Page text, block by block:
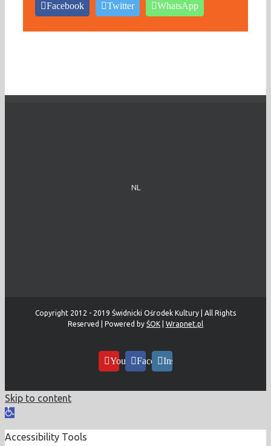
Facebook Twitter WhatsApp
NL
Copyright 2012 - 2019 Świdnicki Ośrodek Kultury | All Rights
Reserved | Powered by ŚOK Wrapnet.pl
YouTubeFacebookInstagram
Skip to content
Open
Accessibility Tools